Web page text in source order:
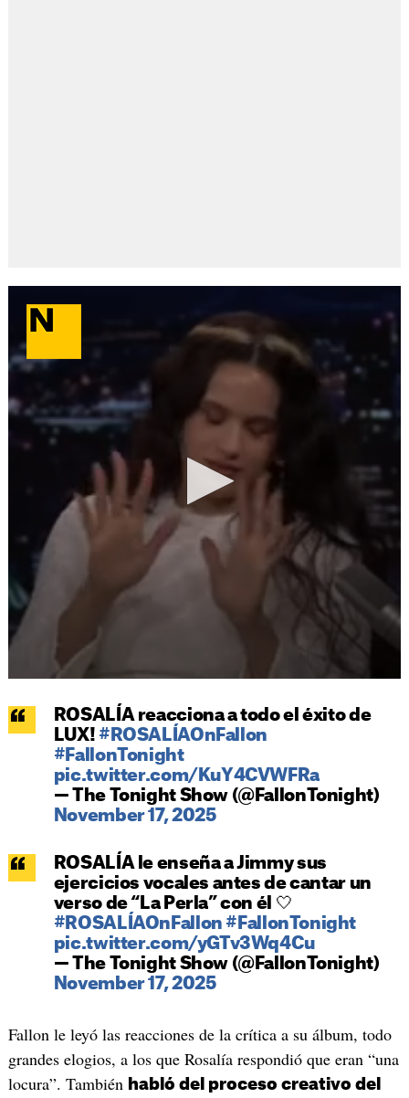
ROSALÍA reacciona a todo el éxito de
LUX! #ROSALÍAOnFallon
#FallonTonight
pic.twitter.com/KuY4CVWFRa
— The Tonight Show (@FallonTonight)
November 17, 2025
ROSALÍA le enseña a Jimmy sus
ejercicios vocales antes de cantar un
verso de “La Perla” con él 🤍
#ROSALÍAOnFallon #FallonTonight
pic.twitter.com/yGTv3Wq4Cu
— The Tonight Show (@FallonTonight)
November 17, 2025
Fallon le leyó las reacciones de la crítica a su álbum, todo
grandes elogios, a los que Rosalía respondió que eran “una
locura”. También habló del proceso creativo del